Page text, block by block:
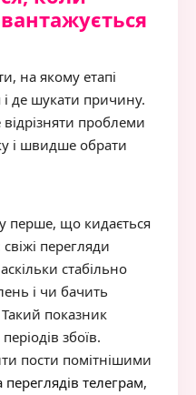
на якому етапі
де шукати причину.
проблеми
і швидше обрати
перше, що кидається
перегляди
стабільно
і чи бачить
Такий показник
збоїв.
пости помітнішими
переглядів телеграм,